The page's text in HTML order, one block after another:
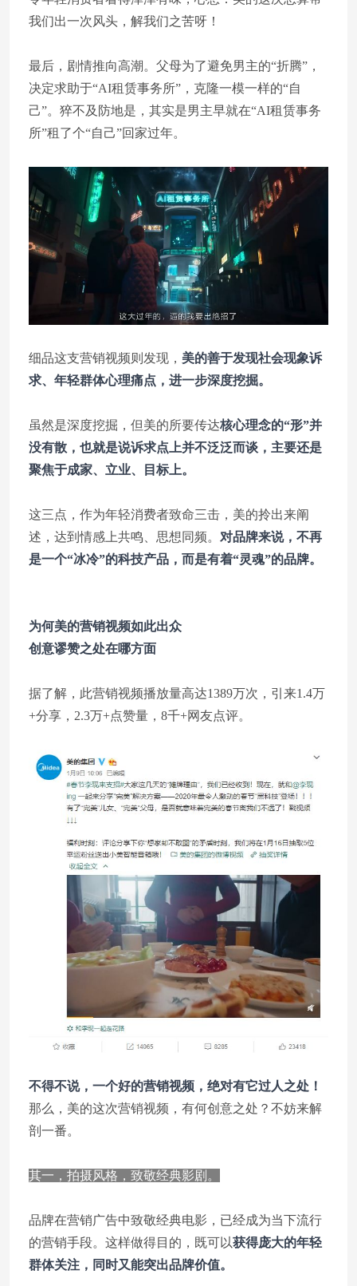
我们出一次风头，解我们之苦呀！
最后，剧情推向高潮。父母为了避免男主的“折腾”，
决定求助于“AI租赁事务所”，克隆一模一样的“自
己”。猝不及防地是，其实是男主早就在“AI租赁事务
所”租了个“自己”回家过年。
细品这支营销视频则发现， 美的善于发现社会现象诉
求、年轻群体心理痛点，进一步深度挖掘。
虽然是深度挖掘，但美的所要传达核心理念的“形”并
没有散，也就是说诉求点上并不泛泛而谈，主要还是
聚焦于成家、立业、目标上。
这三点，作为年轻消费者致命三击，美的拎出来阐
述，达到情感上共鸣、思想同频。 对品牌来说，不再
是一个“冰冷”的科技产品，而是有着“灵魂”的品牌。
为何美的营销视频如此出众
创意谬赞之处在哪方面
据了解，此营销视频播放量高达1389万次，引来1.4万
+分享，2.3万+点赞量，8千+网友点评。
不得不说，一个好的营销视频，绝对有它过人之处！
那么，美的这次营销视频，有何创意之处？不妨来解
剖一番。
其一，拍摄风格，致敬经典影剧。
品牌在营销广告中致敬经典电影，已经成为当下流行
的营销手段。这样做得目的，既可以获得庞大的年轻
群体关注，同时又能突出品牌价值。